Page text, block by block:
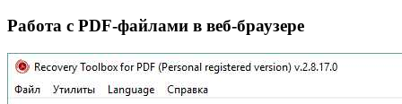
Работа с PDF-файлами в веб-браузере